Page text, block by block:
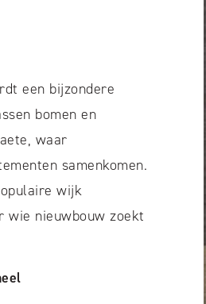
een bijzondere
bomen en
waar
samenkomen.
wijk
wie nieuwbouw zoekt